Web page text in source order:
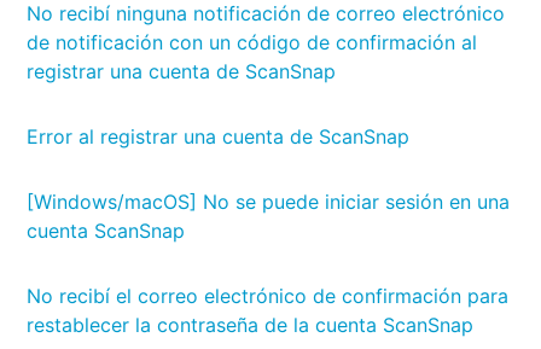
No recibí ninguna notificación de correo electrónico
de notificación con un código de confirmación al
registrar una cuenta de ScanSnap
Error al registrar una cuenta de ScanSnap
[Windows/macOS] No se puede iniciar sesión en una
cuenta ScanSnap
No recibí el correo electrónico de confirmación para
restablecer la contraseña de la cuenta ScanSnap